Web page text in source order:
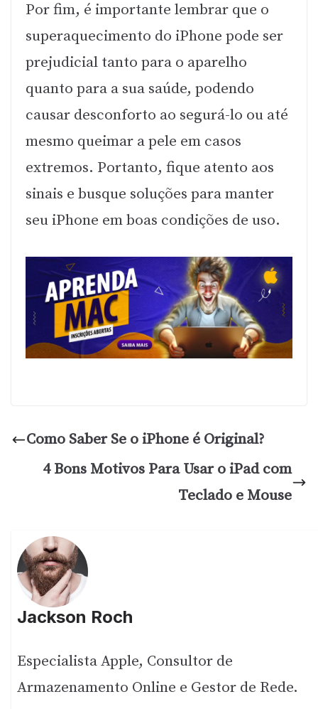
Por fim, é importante lembrar que o
superaquecimento do iPhone pode ser
prejudicial tanto para o aparelho
quanto para a sua saúde, podendo
causar desconforto ao segurá-lo ou até
mesmo queimar a pele em casos
extremos. Portanto, fique atento aos
sinais e busque soluções para manter
seu iPhone em boas condições de uso.
Como Saber Se o iPhone é Original?
4 Bons Motivos Para Usar o iPad com
Teclado e Mouse
Jackson Roch
Especialista Apple, Consultor de
Armazenamento Online e Gestor de Rede.